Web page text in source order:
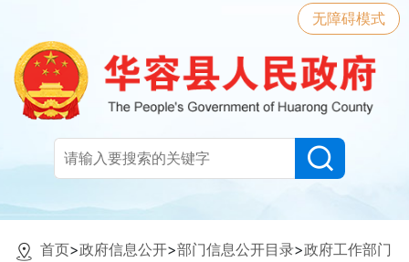
无障碍模式
首页>政府信息公开>部门信息公开目录>政府工作部门